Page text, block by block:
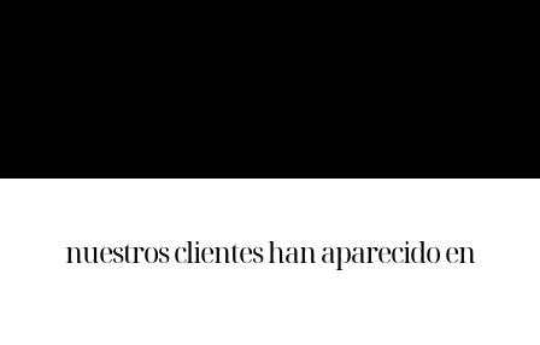
nuestros clientes han aparecido en